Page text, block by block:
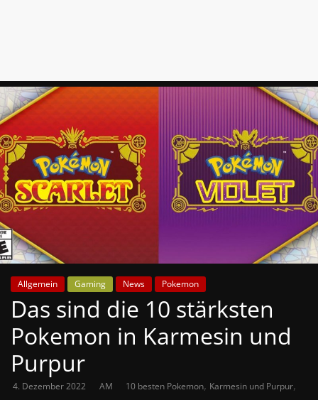
findest
du
die
aktuellsten
Anime-
News
aus
Japan
und
Deutschland
Allgemein Gaming News Pokemon
Das sind die 10 stärksten
Pokemon in Karmesin und
Purpur
4. Dezember 2022 AM 10 besten Pokemon, Karmesin und Purpur,